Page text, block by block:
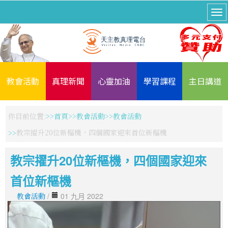
教會活動 真理新聞 心靈加油 學習課程 主日講道
你目前位置: 首頁 教會活動
教會活動
教宗擢升20位新樞機，四個國家迎來首位新樞機
教宗擢升20位新樞機，四個國家迎來
首位新樞機
教會活動 / 01 九月 2022